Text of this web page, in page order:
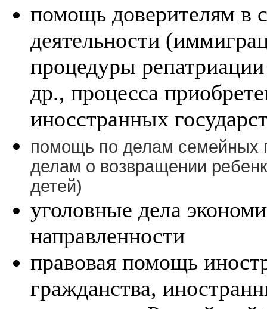
помощь доверителям в
деятельности
процедуры
др., процесса
иносстранных
помощь по делам семейных
делам о возвращении
детей)
уголовные дела
направленности
правовая помощь
гражданства,